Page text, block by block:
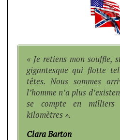
« Je retiens mon souffle,
gigantesque qui flotte
têtes. Nous sommes
l’homme n’a plus
se compte en
kilomètres ».
Clara Barton